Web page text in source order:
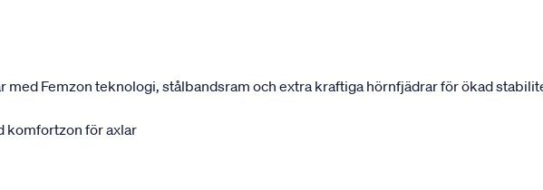
med Femzon teknologi, stålbandsram och extra kraftiga hörnfjädrar för ökad
komfortzon för axlar